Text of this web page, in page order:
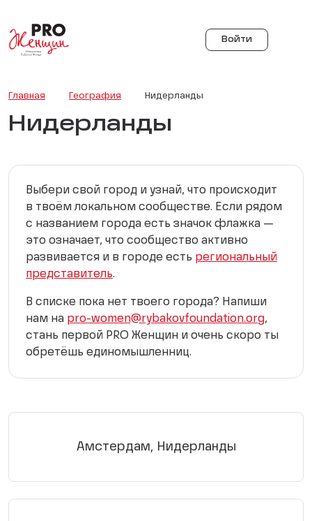
Войти
Главная География Нидерланды
Нидерланды
Выбери свой город и узнай, что происходит
в твоём локальном сообществе. Если рядом
с названием города есть значок флажка —
это означает, что сообщество активно
развивается и в городе есть региональный
представитель.
В списке пока нет твоего города? Напиши
нам на pro-women@rybakovfoundation.org,
стань первой PRO Женщин и очень скоро ты
обретёшь единомышленниц.
Амстердам, Нидерланды